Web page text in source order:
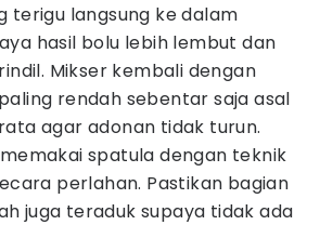
terigu langsung ke dalam
hasil bolu lebih lembut dan
Mikser kembali dengan
rendah sebentar saja asal
agar adonan tidak turun.
spatula dengan teknik
perlahan. Pastikan bagian
juga teraduk supaya tidak ada